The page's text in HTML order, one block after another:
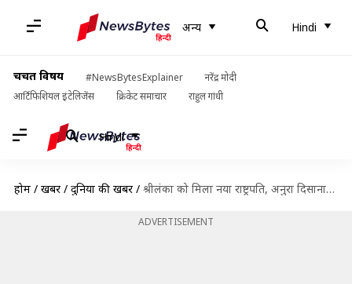
अन्य Hindi
चर्चित विषय #NewsBytesExplainer
नरेंद्र मोदी
आर्टिफिशियल इंटेलिजेंस
क्रिकेट समाचार राहुल गांधी
Hindi
होम / खबरें / दुनिया की खबरें / श्रीलंका को मिला नया राष्ट्रपति, अनुरा दिसानायके को चुनावों में मिली जीत
ADVERTISEMENT